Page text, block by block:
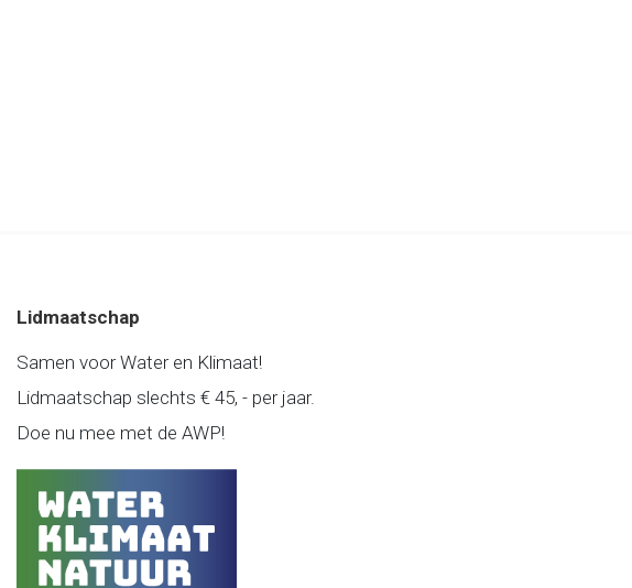
Lidmaatschap
Samen voor Water en Klimaat!
Lidmaatschap slechts € 45, - per jaar.
Doe nu mee met de AWP!